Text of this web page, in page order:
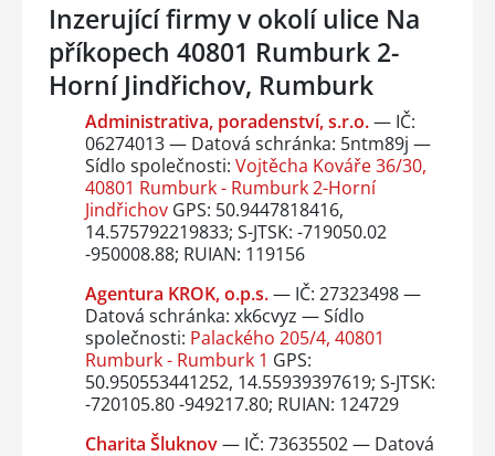
Inzerující firmy v okolí ulice Na
příkopech 40801 Rumburk 2-
Horní Jindřichov, Rumburk
Administrativa, poradenství, s.r.o.— IČ:
06274013 — Datová schránka: 5ntm89j —
Sídlo společnosti: Vojtěcha Kováře 36/30,
40801 Rumburk - Rumburk 2-Horní
JindřichovGPS: 50.9447818416,
14.575792219833; S-JTSK: -719050.02
-950008.88; RUIAN: 119156
Agentura KROK, o.p.s.— IČ: 27323498 —
Datová schránka: xk6cvyz — Sídlo
společnosti: Palackého 205/4, 40801
Rumburk - Rumburk 1 GPS:
50.950553441252, 14.55939397619; S-JTSK:
-720105.80 -949217.80; RUIAN: 124729
Charita Šluknov— IČ: 73635502 — Datová